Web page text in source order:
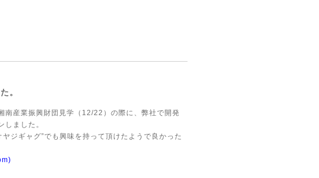
。
産業振興財団見学（12/22）の際に、弊社で開発
しました。
ジギャグ”でも興味を持って頂けたようで良かった